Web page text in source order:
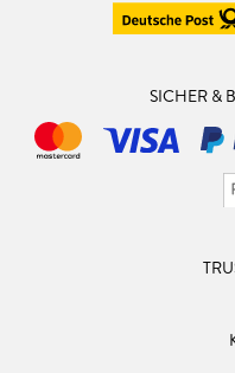
SICHER &